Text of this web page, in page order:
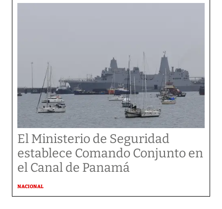
El Ministerio de Seguridad
establece Comando Conjunto en
el Canal de Panamá
NACIONAL